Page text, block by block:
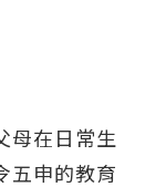
母在日常生
五申的教育